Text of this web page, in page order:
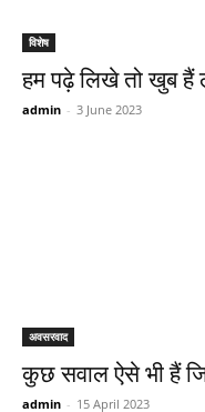
विशेष
हम पढ़े लिखे तो खुब हैं
admin - 3 June 2023
अवसरवाद
कुछ सवाल ऐसे भी हैं
admin - 15 April 2023